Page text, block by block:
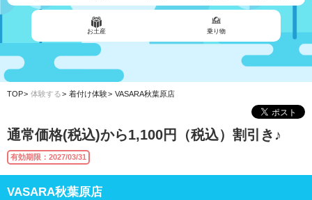
お土産 乗り物
TOP 体験する 着付け体験 VASARA秋葉原店
通常価格(税込)から1,100円（税込）割引き♪
有効期限：2027/03/31
VASARA秋葉原店